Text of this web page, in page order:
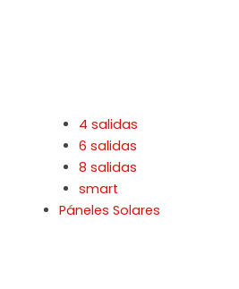
4 salidas
6 salidas
8 salidas
smart
Páneles Solares